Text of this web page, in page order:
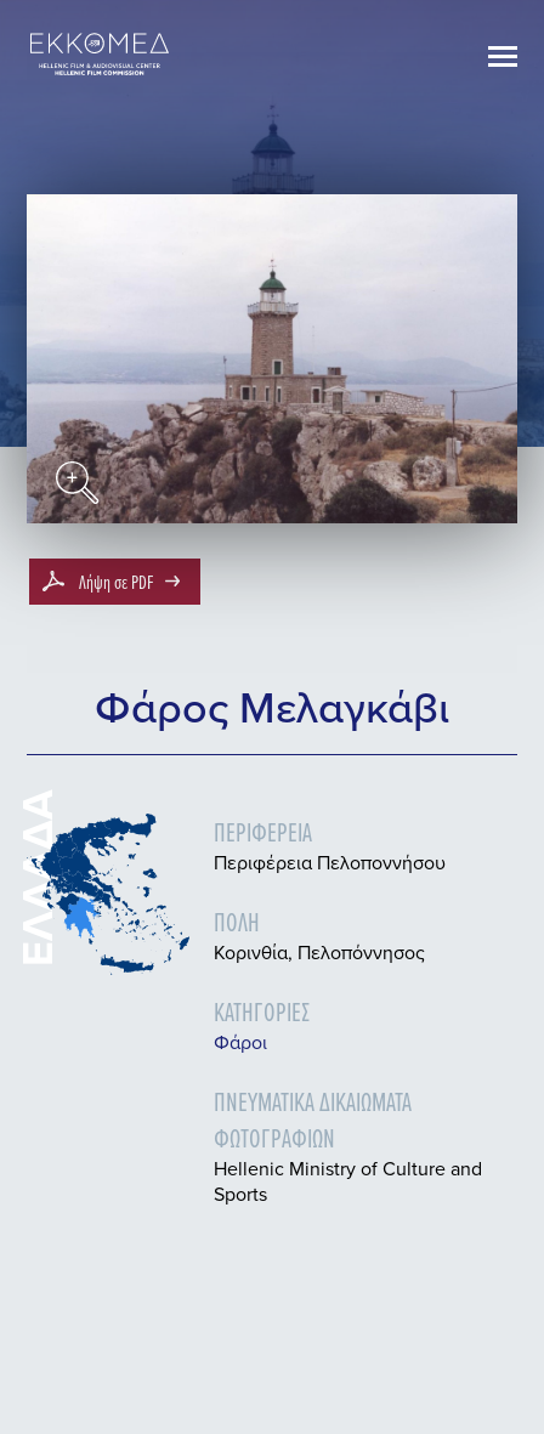
Λήψη σε PDF
Φάρος Μελαγκάβι
ΕΛΛΆΔΑ ΠΕΡΙΦΈΡΕΙΑ
Περιφέρεια Πελοποννήσου
ΠΌΛΗ
Κορινθία, Πελοπόννησος
ΚΑΤΗΓΟΡΊΕΣ
Φάροι
ΠΝΕΥΜΑΤΙΚΆ ΔΙΚΑΙΏΜΑΤΑ
ΦΩΤΟΓΡΑΦΙΏΝ
Hellenic Ministry of Culture and
Sports